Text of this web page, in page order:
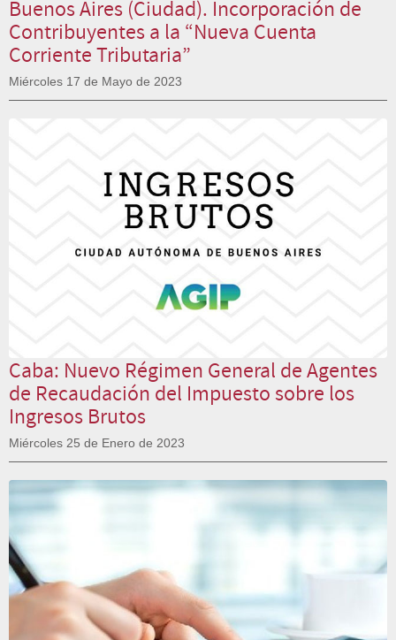
Buenos Aires (Ciudad). Incorporación de
Contribuyentes a la “Nueva Cuenta
Corriente Tributaria”
Miércoles 17 de Mayo de 2023
Caba: Nuevo Régimen General de Agentes
de Recaudación del Impuesto sobre los
Ingresos Brutos
Miércoles 25 de Enero de 2023